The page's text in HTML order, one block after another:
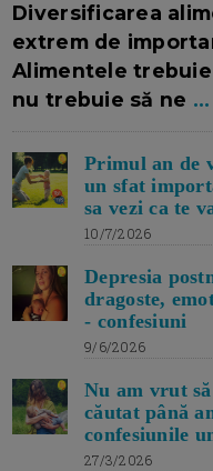
Diversificarea
extrem de
Alimentele
nu trebuie să ne ...
Primul an de
un sfat
sa vezi ca te
10/7/2026
Depresia
dragoste,
- confesiuni
9/6/2026
Nu am vrut
căutat până
confesiunile
27/3/2026